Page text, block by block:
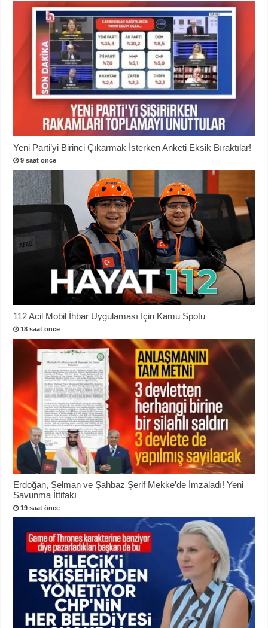
Yeni Parti’yi Birinci Çıkarmak İsterken Anketi Eksik Bıraktılar!
9 saat önce
112 Acil Mobil İhbar Uygulaması İçin Kamu Spotu
18 saat önce
Erdoğan, Selman ve Şahbaz Şerif Mekke’de İmzaladı! Yeni
Savunma İttifakı
19 saat önce